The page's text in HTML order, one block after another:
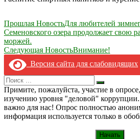
Навигация
по
записям
Прошлая НовостьДля любителей
Семеновского озера продолжает свою
моржей.
Следующая НовостьВнимание!
Версия сайта для слабовидящих
Search
for:
Искать
Примите, пожалуйста, участие в
изучению уровня "деловой"
важно для нас! Опрос полностью
информация используется только в
Начать